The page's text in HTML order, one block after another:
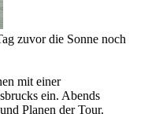
zuvor die Sonne noch
mit einer
ein. Abends
Planen der Tour.